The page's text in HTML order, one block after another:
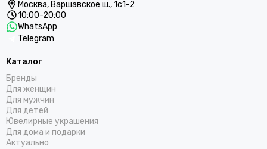
Москва, Варшавское ш., 1с1-2
10:00-20:00
WhatsApp
Telegram
Каталог
Бренды
Для женщин
Для мужчин
Для детей
Ювелирные украшения
Для дома и подарки
Актуально